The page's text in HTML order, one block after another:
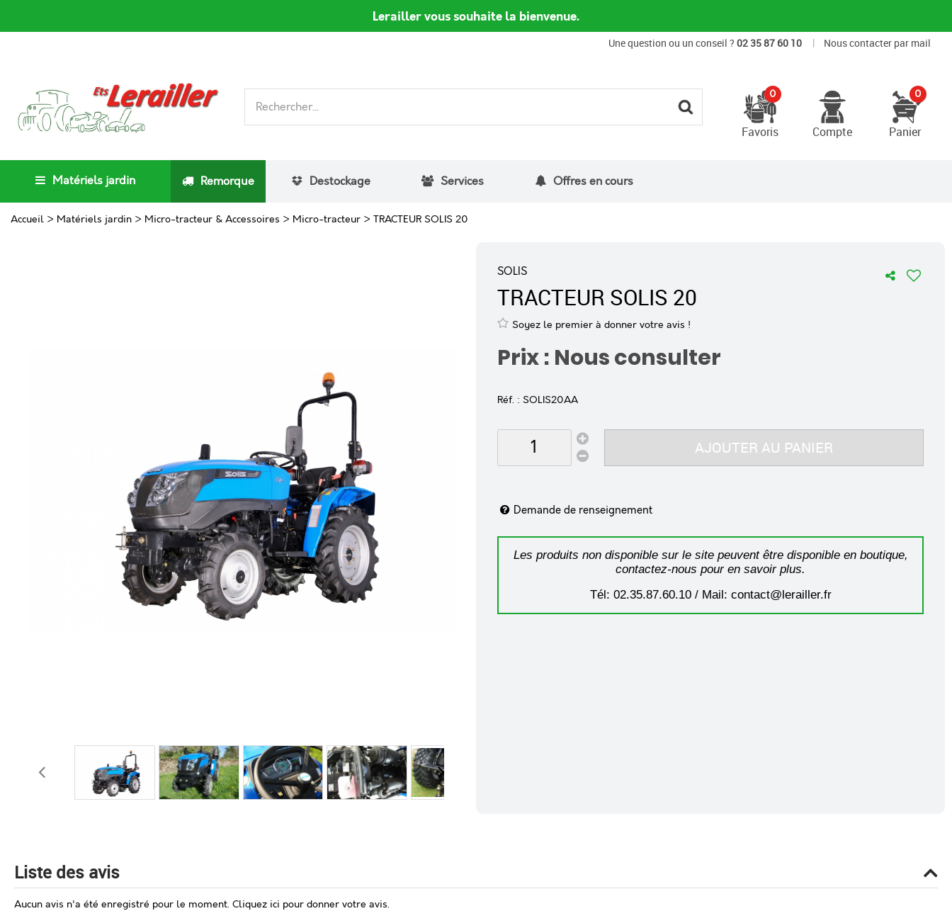
Lerailler vous souhaite la bienvenue.
Une question ou un conseil ? 02 35 87 60 10 | Nous contacter par mail
0
Favoris Compte
0
Panier
Matériels jardin Remorque Destockage Services Offres en cours
Accueil > Matériels jardin > Micro-tracteur & Accessoires > Micro-tracteur > TRACTEUR SOLIS 20
SOLIS
TRACTEUR SOLIS 20
Soyez le premier à donner votre avis !
Prix : Nous consulter
Réf. : SOLIS20AA
AJOUTER AU PANIER
Demande de renseignement
Les produits non disponible sur le site peuvent être disponible en boutique,
contactez-nous pour en savoir plus.
Tél: 02.35.87.60.10 / Mail: contact@lerailler.fr
Liste des avis
Aucun avis n'a été enregistré pour le moment. Cliquez ici pour donner votre avis.